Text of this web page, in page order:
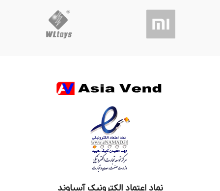
نماد اعتماد الکترونیک آسیاوند